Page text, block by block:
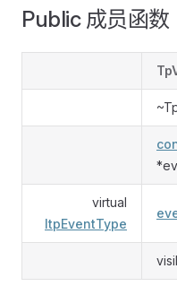
Public 成员函数
virtual
ItpEventType